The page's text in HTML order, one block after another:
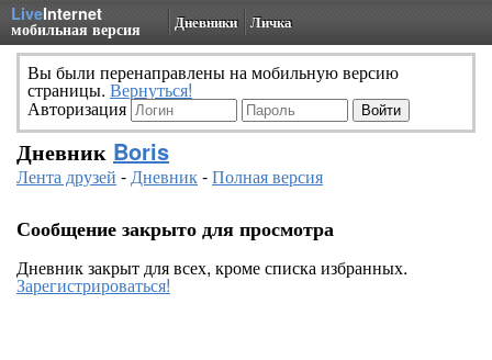
LiveInternet
мобильная версия Дневники Личка
Вы были перенаправлены на мобильную версию
страницы. Вернуться!
Авторизация
Дневник Boris
Лента друзей -Дневник-Полная версия
Сообщение закрыто для просмотра
Дневник закрыт для всех, кроме списка избранных.
Зарегистрироваться!